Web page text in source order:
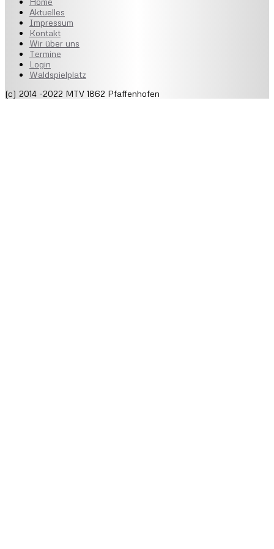
Aktuelles
Impressum
Kontakt
Wir über uns
Termine
Login
Waldspielplatz
(c) 2014 -2022 MTV 1862 Pfaffenhofen